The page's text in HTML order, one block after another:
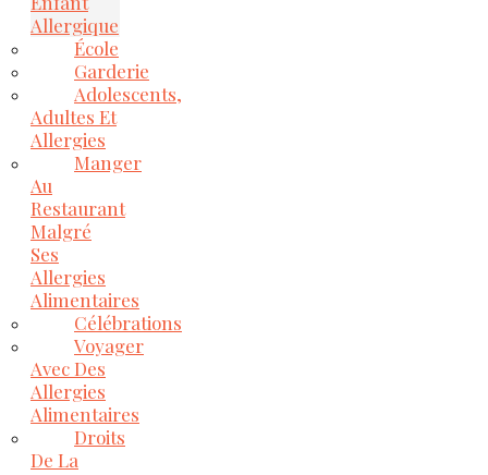
Allergique
École
Garderie
Adolescents,
Adultes Et
Allergies
Manger
Au
Restaurant
Malgré
Ses
Allergies
Alimentaires
Célébrations
Voyager
Avec Des
Allergies
Alimentaires
Droits
De La